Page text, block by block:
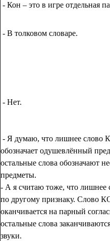
- Кон – это в игре отдельная
- В толковом словаре.
- Нет.
- Я думаю, что лишнее слово
обозначает одушевлённый
остальные слова обозначают
предметы.
- А я считаю тоже, что лишнее
по другому признаку. Слово
оканчивается на парный
остальные слова
звуки.